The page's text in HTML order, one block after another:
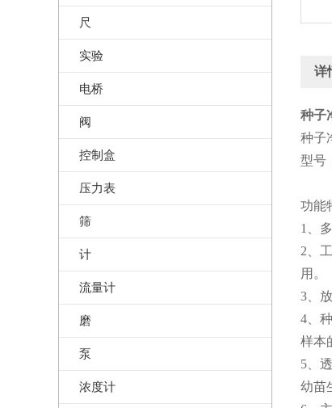
尺
实验
电桥
阀
控制盒
压力表
筛
计
流量计
磨
泵
浓度计
详
种子
种子
型号
功能
1、
2、
用。
3、
4、
样本
5、
幼苗